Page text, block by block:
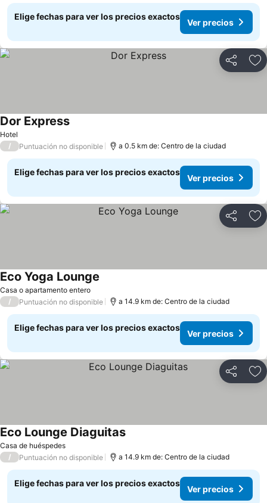
Elige fechas para ver los precios exactos
Ver precios
Compartir
Hotel
Dor Express
/ Puntuación no disponible a 0.5 km de: Centro de la ciudad
Elige fechas para ver los precios exactos
Ver precios
Compartir
Casa o apartamento entero
Eco Yoga Lounge
/ Puntuación no disponible a 14.9 km de: Centro de la ciudad
Elige fechas para ver los precios exactos
Ver precios
Compartir
Casa de huéspedes
Eco Lounge Diaguitas
/ Puntuación no disponible a 14.9 km de: Centro de la ciudad
Elige fechas para ver los precios exactos
Ver precios